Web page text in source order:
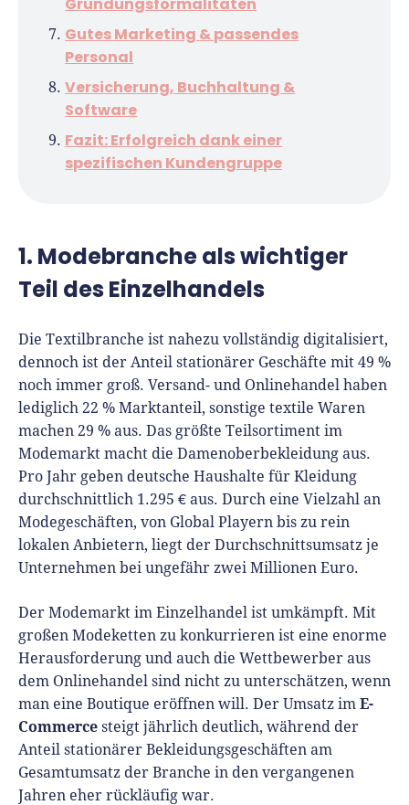
Gutes Marketing & passendes
Personal
Versicherung, Buchhaltung &
Software
Fazit: Erfolgreich dank einer
spezifischen Kundengruppe
1. Modebranche als wichtiger
Teil des Einzelhandels
Die Textilbranche ist nahezu vollständig digitalisiert,
dennoch ist der Anteil stationärer Geschäfte mit 49 %
noch immer groß. Versand- und Onlinehandel haben
lediglich 22 % Marktanteil, sonstige textile Waren
machen 29 % aus. Das größte Teilsortiment im
Modemarkt macht die Damenoberbekleidung aus.
Pro Jahr geben deutsche Haushalte für Kleidung
durchschnittlich 1.295 € aus. Durch eine Vielzahl an
Modegeschäften, von Global Playern bis zu rein
lokalen Anbietern, liegt der Durchschnittsumsatz je
Unternehmen bei ungefähr zwei Millionen Euro.
Der Modemarkt im Einzelhandel ist umkämpft. Mit
großen Modeketten zu konkurrieren ist eine enorme
Herausforderung und auch die Wettbewerber aus
dem Onlinehandel sind nicht zu unterschätzen, wenn
man eine Boutique eröffnen will. Der Umsatz im E-
Commerce steigt jährlich deutlich, während der
Anteil stationärer Bekleidungsgeschäften am
Gesamtumsatz der Branche in den vergangenen
Jahren eher rückläufig war.